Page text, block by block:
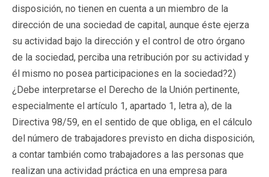
disposición, no tienen en cuenta a un miembro de la
dirección de una sociedad de capital, aunque éste ejerza
su actividad bajo la dirección y el control de otro órgano
de la sociedad, perciba una retribución por su actividad y
él mismo no posea participaciones en la sociedad?2)
¿Debe interpretarse el Derecho de la Unión pertinente,
especialmente el artículo 1, apartado 1, letra a), de la
Directiva 98/59, en el sentido de que obliga, en el cálculo
del número de trabajadores previsto en dicha disposición,
a contar también como trabajadores a las personas que
realizan una actividad práctica en una empresa para